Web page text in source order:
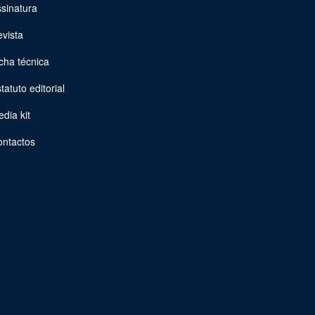
técnica
editorial
kit